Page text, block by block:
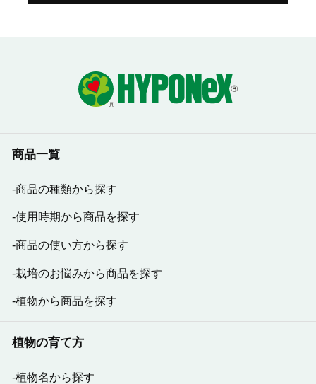
商品一覧
商品の種類から探す
使用時期から商品を探す
商品の使い方から探す
栽培のお悩みから商品を探す
植物から商品を探す
植物の育て方
植物名から探す